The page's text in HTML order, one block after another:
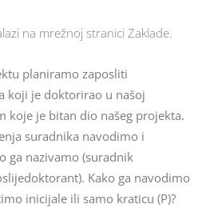
na mrežnoj stranici Zaklade.
planiramo zaposliti
koji je doktorirao u našoj
koje je bitan dio našeg projekta.
suradnika navodimo i
ga nazivamo (suradnik
Kako ga navodimo
inicijale ili samo kraticu (P)?